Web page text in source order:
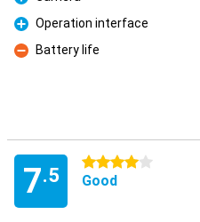
Pro
Pro
Operation interface
Con
Battery life
7.5
4 stars
Good